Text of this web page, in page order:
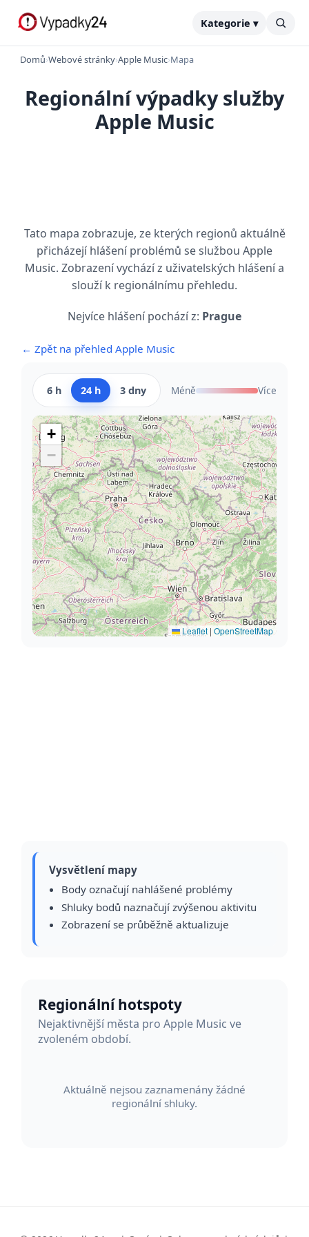
Kategorie ▾
Domů›Webové stránky›Apple Music›Mapa
Regionální výpadky služby
Apple Music
Tato mapa zobrazuje, ze kterých regionů aktuálně
přicházejí hlášení problémů se službou Apple
Music. Zobrazení vychází z uživatelských hlášení a
slouží k regionálnímu přehledu.
Nejvíce hlášení pochází z: Prague
← Zpět na přehled Apple Music
6 h 24 h 3 dny Méně Více
+
−
Leaflet | OpenStreetMap
Vysvětlení mapy
Body označují nahlášené problémy
Shluky bodů naznačují zvýšenou aktivitu
Zobrazení se průběžně aktualizuje
Regionální hotspoty
Nejaktivnější města pro Apple Music ve
zvoleném období.
Aktuálně nejsou zaznamenány žádné
regionální shluky.